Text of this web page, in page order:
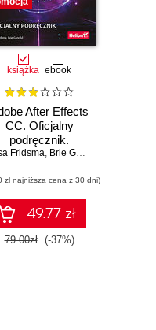
książka ebook
After Effects
CC. Oficjalny
podręcznik.
Wydanie II
Fridsma, Brie Gyncild
zł najniższa cena z 30 dni)
49.77 zł
79.00zł (-37%)